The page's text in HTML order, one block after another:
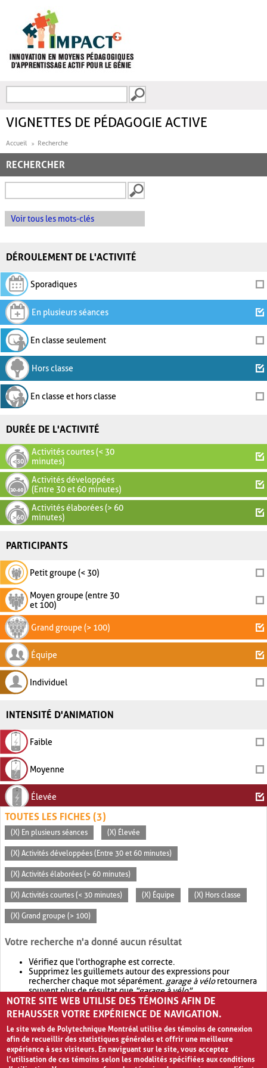
FORMULAIRE DE
VIGNETTES DE PÉDAGOGIE ACTIVE
Accueil Recherche
RECHERCHER
Voir tous les mots-clés
DÉROULEMENT DE L'ACTIVITÉ
Sporadiques
En plusieurs séances
En classe seulement
Hors classe
En classe et hors classe
DURÉE DE L'ACTIVITÉ
Activités courtes (< 30
minutes)
Activités développées
(Entre 30 et 60 minutes)
Activités élaborées (> 60
minutes)
PARTICIPANTS
Petit groupe (< 30)
Moyen groupe (entre 30
et 100)
Grand groupe (> 100)
Équipe
Individuel
INTENSITÉ D'ANIMATION
Faible
Moyenne
Élevée
TOUTES LES FICHES (3)
(X) En plusieurs séances (X) Élevée
(X) Activités développées (Entre 30 et 60 minutes)
(X) Activités élaborées (> 60 minutes)
(X) Activités courtes (< 30 minutes) (X) Équipe (X) Hors classe
(X) Grand groupe (> 100)
Votre recherche n'a donné aucun résultat
Vérifiez que l'orthographe est correcte.
Supprimez les guillemets autour des expressions pour
rechercher chaque mot séparément. garage à véloretournera
souvent plus de résultat que"garage à vélo".
Envisagez d'élargir votre recherche avec OR.garage OR vélo
retournera souvent plus de résultat quegarage à vélo
NOTRE SITE WEB UTILISE DES TÉMOINS AFIN DE
REHAUSSER VOTRE EXPÉRIENCE DE NAVIGATION.
Le site web de Polytechnique Montréal utilise des témoins de connexion
afin de recueillir des statistiques générales et offrir une meilleure
expérience à ses visiteurs. En naviguant sur le site, vous acceptez
l’utilisation de ces témoins selon les modalités spécifiées aux conditions